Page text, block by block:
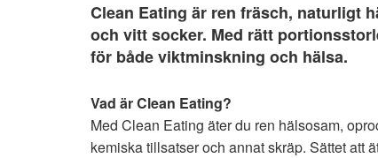
Clean Eating är ren fräsch, naturligt
och vitt socker. Med rätt
för både viktminskning och hälsa.
Vad är Clean Eating?
Med Clean Eating äter du ren hälsosam,
kemiska tillsatser och annat skräp. Sättet att